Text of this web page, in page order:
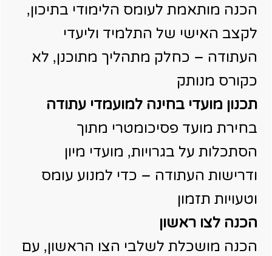
הכנה מותאמת לעומס הלימודי בתיכון,
לקצב האישי של התלמיד וליעדי
העתודה – כחלק מתהליך מתוכנן, לא
כקורס מנותק
תכנון מועדי בחינה למועמדי עתודה
בחירת מועד פסיכומטרי מתוך
הסתכלות על בגרויות, מועדי מיון
ודרישות העתודה – כדי למנוע עומס
וטעויות תזמון
הכנה לצו ראשון
הכנה מושכלת לשלבי הצו הראשון, עם